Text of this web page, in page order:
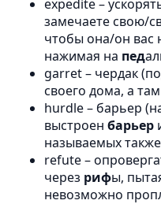
expedite –
замечаете свою/
чтобы она/он вас
нажимая на пед
garret – чердак
своего дома, а
hurdle – барьер
выстроен барьер
называемых также
refute –
через рифы,
невозможно